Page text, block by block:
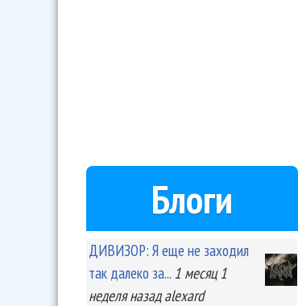
Блоги
ДИВИЗОР: Я еще не заходил
так далеко за... 1 месяц 1
неделяназад alexard